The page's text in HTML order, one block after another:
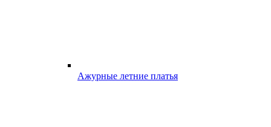
Ажурные летние платья